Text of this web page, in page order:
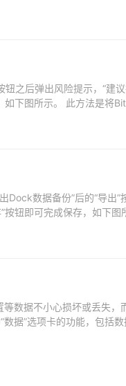
钮之后弹出风险提示，“建
如下图所示。 此方法是将
Dock数据备份”后的“导出
按钮即可完成保存，如下图
数据不小心损坏或丢失，
据”选项卡的功能，包括数